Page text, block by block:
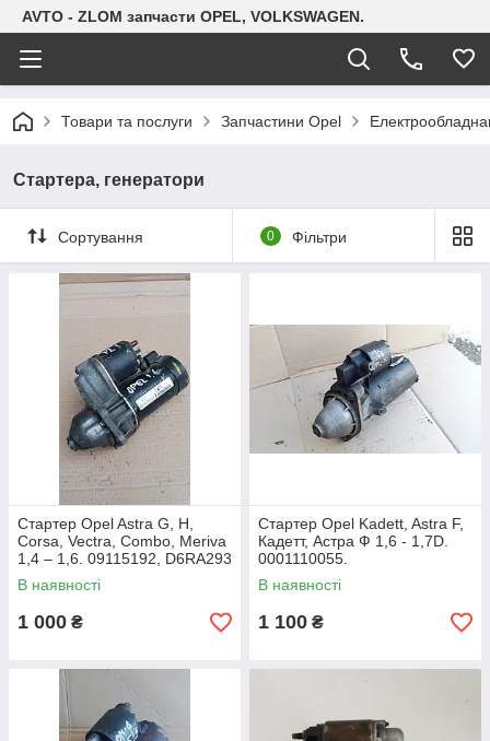
AVTO - ZLOM запчасти OPEL, VOLKSWAGEN.
Товари та послуги Запчастини Opel
Стартера, генератори
Сортування 0 Фільтри
Стартер Opel Astra G, H,
Corsa, Vectra, Combo, Meriva
1,4 – 1,6. 09115192, D6RA293
В наявності
1 000 ₴
Стартер Opel Kadett, Astra F,
Кадетт, Астра Ф 1,6 - 1,7D.
0001110055.
В наявності
1 100 ₴